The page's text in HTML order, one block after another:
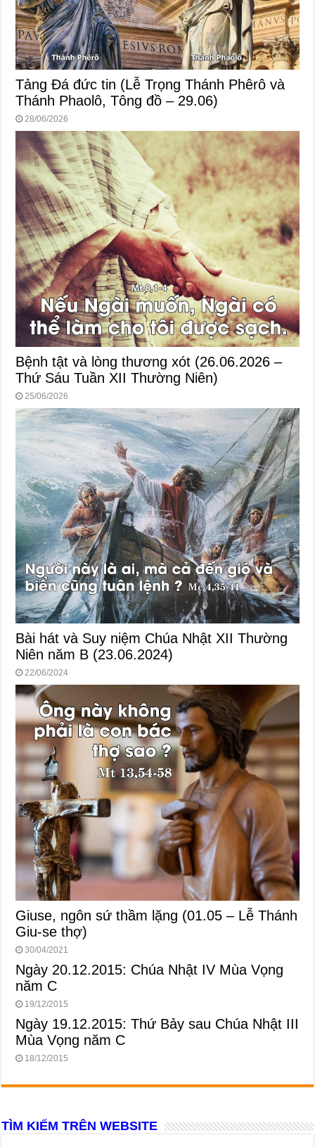
Tảng Đá đức tin (Lễ Trọng Thánh Phêrô và
Thánh Phaolô, Tông đồ – 29.06)
28/06/2026
Bệnh tật và lòng thương xót (26.06.2026 –
Thứ Sáu Tuần XII Thường Niên)
25/06/2026
Bài hát và Suy niệm Chúa Nhật XII Thường
Niên năm B (23.06.2024)
22/06/2024
Giuse, ngôn sứ thầm lặng (01.05 – Lễ Thánh
Giu-se thợ)
30/04/2021
Ngày 20.12.2015: Chúa Nhật IV Mùa Vọng
năm C
19/12/2015
Ngày 19.12.2015: Thứ Bảy sau Chúa Nhật III
Mùa Vọng năm C
18/12/2015
TÌM KIẾM TRÊN WEBSITE